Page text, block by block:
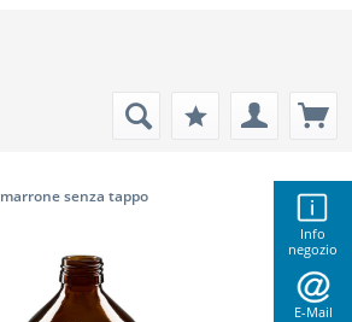
Info
negozio
E-Mail
marrone senza tappo